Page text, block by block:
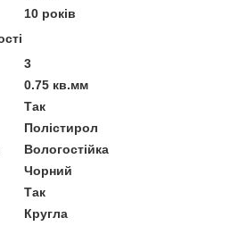
10 років
3
0.75 кв.мм
Так
Полістирол
Вологостійка
Чорний
Так
Кругла